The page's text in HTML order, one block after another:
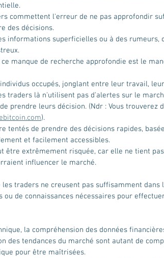
commettent l'erreur de ne pas approfondir
des décisions.
informations superficielles ou à des rumeurs,
manque de recherche approfondie est le
occupés, jonglant entre leur travail,
traders là n'utilisent pas d'alertes sur le
prendre leurs décision. (Ndr : Vous trouverez
).
tentés de prendre des décisions rapides,
et facilement accessibles.
être extrêmement risquée, car elle ne tient
influencer le marché.
traders ne creusent pas suffisamment dans
ou de connaissances nécessaires pour
la compréhension des données
des tendances du marché sont autant de
pour être maîtrisées.